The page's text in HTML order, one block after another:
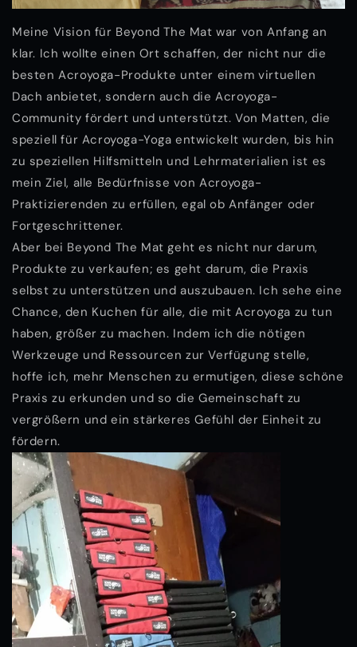
Meine Vision für Beyond The Mat war von Anfang an
klar. Ich wollte einen Ort schaffen, der nicht nur die
besten Acroyoga-Produkte unter einem virtuellen
Dach anbietet, sondern auch die Acroyoga-
Community fördert und unterstützt. Von Matten, die
speziell für Acroyoga-Yoga entwickelt wurden, bis hin
zu speziellen Hilfsmitteln und Lehrmaterialien ist es
mein Ziel, alle Bedürfnisse von Acroyoga-
Praktizierenden zu erfüllen, egal ob Anfänger oder
Fortgeschrittener.
Aber bei Beyond The Mat geht es nicht nur darum,
Produkte zu verkaufen; es geht darum, die Praxis
selbst zu unterstützen und auszubauen. Ich sehe eine
Chance, den Kuchen für alle, die mit Acroyoga zu tun
haben, größer zu machen. Indem ich die nötigen
Werkzeuge und Ressourcen zur Verfügung stelle,
hoffe ich, mehr Menschen zu ermutigen, diese schöne
Praxis zu erkunden und so die Gemeinschaft zu
vergrößern und ein stärkeres Gefühl der Einheit zu
fördern.